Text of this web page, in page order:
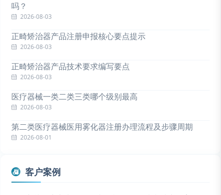
吗？
2026-08-03
正畸矫治器产品注册申报核心要点提示
2026-08-03
正畸矫治器产品技术要求编写要点
2026-08-03
医疗器械一类二类三类哪个级别最高
2026-08-03
第二类医疗器械医用雾化器注册办理流程及步骤周期
2026-08-01
客户案例